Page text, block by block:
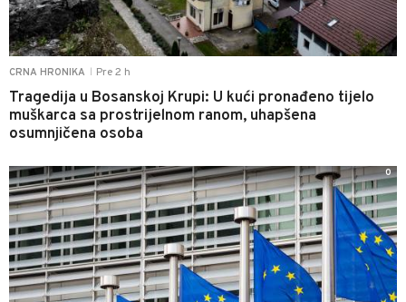
CRNA HRONIKA Pre 2 h
Tragedija u Bosanskoj Krupi: U kući pronađeno tijelo
muškarca sa prostrijelnom ranom, uhapšena
osumnjičena osoba
0